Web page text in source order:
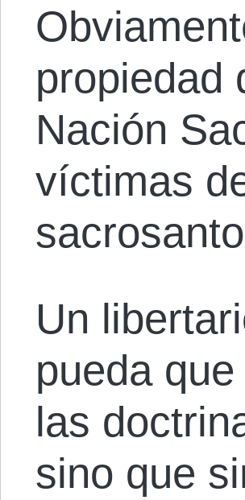
propiedad
Nación
víctimas
Un
pueda
las
sino que